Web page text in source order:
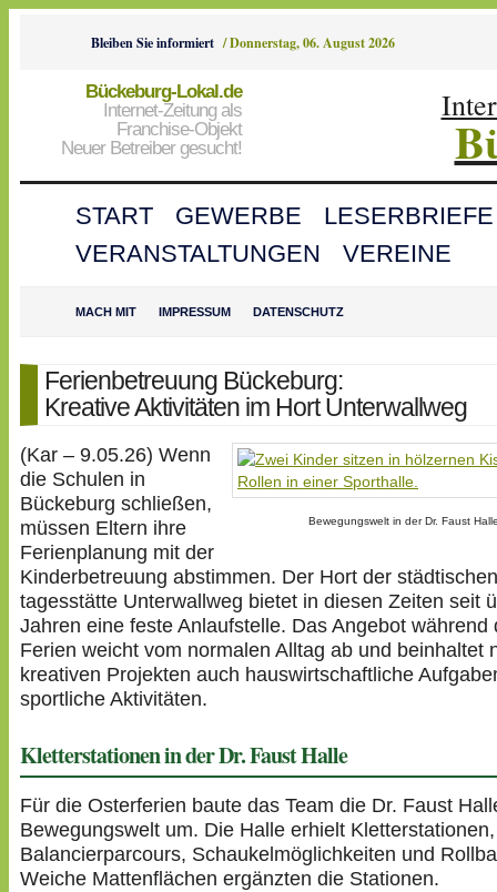
Bleiben Sie informiert /Donnerstag, 06. August 2026
Bückeburg-Lokal.de
Internet-Zeitung als
Franchise-Objekt
Neuer Betreiber gesucht!
START GEWERBE
LESERBRIEFE
VERANSTALTUNGEN
VEREINE
MACH MIT IMPRESSUM DATENSCHUTZ
Ferienbetreuung Bückeburg:
Kreative Aktivitäten im Hort Unterwallweg
Bewe­gungs­welt in der Dr. Faust
(Kar – 9.05.26) Wenn
die Schulen in
Bückeburg schließen,
müssen Eltern ihre
Feri­en­pla­nung mit der
Kinder­be­treuung abstimmen. Der Hort der
ta­ges­stätte Unter­wallweg bietet in diesen Zeiten seit
Jahren eine feste Anlauf­stelle. Das Angebot während
Ferien weicht vom normalen Alltag ab und beinhaltet
kreativen Projekten auch haus­wirt­schaft­liche
sport­liche Akti­vi­täten.
Klet­ter­sta­tionen in der Dr. Faust Halle
Für die Oster­fe­rien baute das Team die Dr. Faust
Bewe­gungs­welt um. Die Halle erhielt
Balan­cier­par­cours, Schau­kel­mög­lich­keiten und
Weiche Matten­flä­chen ergänzten die Stationen.